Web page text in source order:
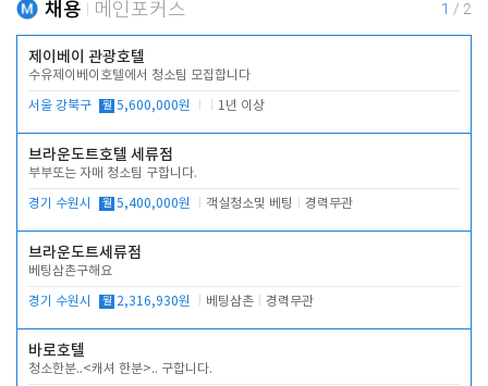
채용 메인포커스 1 / 2
제이베이 관광호텔
수유제이베이호텔에서 청소팀 모집합니다
서울 강북구 월 5,600,000원 1년 이상
브라운도트호텔 세류점
부부또는 자매 청소팀 구합니다.
경기 수원시 월 5,400,000원 객실청소및 베팅 경력무관
브라운도트세류점
베팅삼촌구해요
경기 수원시 월 2,316,930원 베팅삼촌 경력무관
바로호텔
청소한분..<캐셔 한분>.. 구합니다.